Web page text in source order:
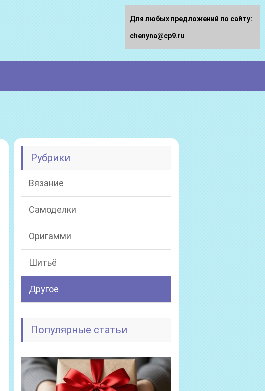
Рубрики
Вязание
Самоделки
Оригамми
Шитьё
Другое
Популярные статьи
Для любых предложений по сайту:
chenyna@cp9.ru